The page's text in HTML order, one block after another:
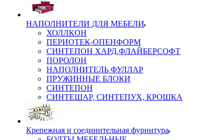
НАПОЛНИТЕЛИ ДЛЯ МЕБЕЛИ
ХОЛЛКОН
ПЕРИОТЕК-ОПЕНФОРМ
СИНТЕПОН ХАРД,ФЛАЙБЕРСОФТ
ПОРОЛОН
НАПОЛНИТЕЛЬ ФУЛЛАР
ПРУЖИННЫЕ БЛОКИ
СИНТЕПОН
СИНТЕШАР, СИНТЕПУХ, КРОШКА
Крепежная и соединительная фурнитура